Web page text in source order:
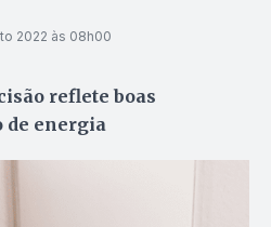
2022 às 08h00
reflete boas
de energia